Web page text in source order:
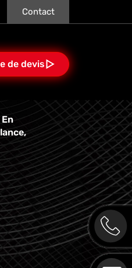
Contact
de devis